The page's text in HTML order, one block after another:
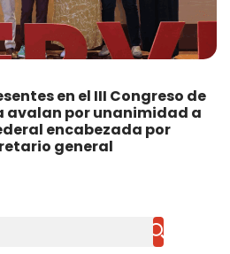
en el III Congreso de
avalan por unanimidad a
encabezada por
general